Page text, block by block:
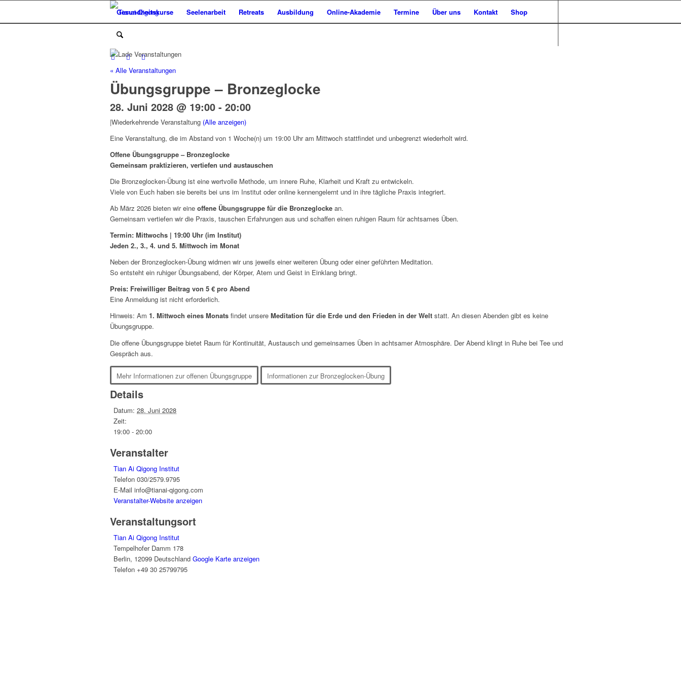
Gesundheitskurse Seelenarbeit Retreats Ausbildung Online-Akademie Termine Über uns Kontakt Shop
« Alle Veranstaltungen
Übungsgruppe – Bronzeglocke
28. Juni 2028 @ 19:00 - 20:00
|Wiederkehrende Veranstaltung (Alle anzeigen)
Eine Veranstaltung, die im Abstand von 1 Woche(n) um 19:00 Uhr am Mittwoch stattfindet und unbegrenzt wiederholt wird.
Offene Übungsgruppe – Bronzeglocke
Gemeinsam praktizieren, vertiefen und austauschen
Die Bronzeglocken-Übung ist eine wertvolle Methode, um innere Ruhe, Klarheit und Kraft zu entwickeln.
Viele von Euch haben sie bereits bei uns im Institut oder online kennengelernt und in ihre tägliche Praxis integriert.
Ab März 2026 bieten wir eine offene Übungsgruppe für die Bronzeglocke an.
Gemeinsam vertiefen wir die Praxis, tauschen Erfahrungen aus und schaffen einen ruhigen Raum für achtsames Üben.
Termin: Mittwochs | 19:00 Uhr (im Institut)
Jeden 2., 3., 4. und 5. Mittwoch im Monat
Neben der Bronzeglocken-Übung widmen wir uns jeweils einer weiteren Übung oder einer geführten Meditation.
So entsteht ein ruhiger Übungsabend, der Körper, Atem und Geist in Einklang bringt.
Preis: Freiwilliger Beitrag von 5 € pro Abend
Eine Anmeldung ist nicht erforderlich.
Hinweis: Am 1. Mittwoch eines Monats findet unsere Meditation für die Erde und den Frieden in der Welt statt. An diesen Abenden gibt es keine
Übungsgruppe.
Die offene Übungsgruppe bietet Raum für Kontinuität, Austausch und gemeinsames Üben in achtsamer Atmosphäre. Der Abend klingt in Ruhe bei Tee und
Gespräch aus.
Mehr Informationen zur offenen Übungsgruppe Informationen zur Bronzeglocken-Übung
Details
Datum: 28. Juni 2028
Zeit:
19:00 - 20:00
Veranstalter
Tian Ai Qigong Institut
Telefon 030/2579.9795
E-Mail info@tianai-qigong.com
Veranstalter-Website anzeigen
Veranstaltungsort
Tian Ai Qigong Institut
Tempelhofer Damm 178
Berlin, 12099 Deutschland Google Karte anzeigen
Telefon +49 30 25799795